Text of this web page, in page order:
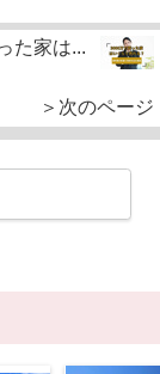
た家は...
＞次のページ